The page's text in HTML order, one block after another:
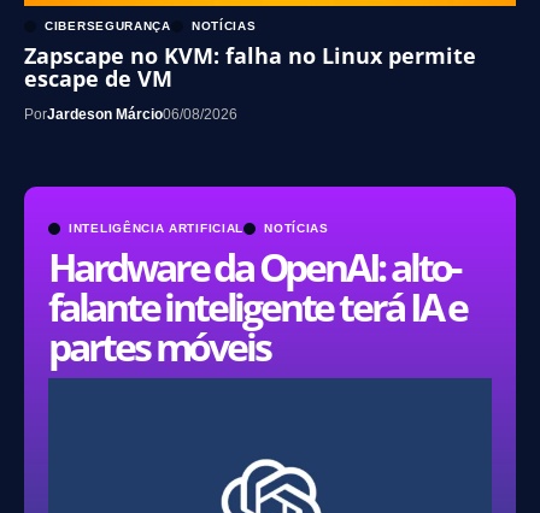
INTELIGÊNCIA ARTIFICIAL NOTÍCIAS
Hardware da OpenAI: alto-
falante inteligente terá IA e
partes móveis
CIBERSEGURANÇA NOTÍCIAS
Zapscape no KVM: falha no Linux permite
escape de VM
PorJardeson Márcio06/08/2026